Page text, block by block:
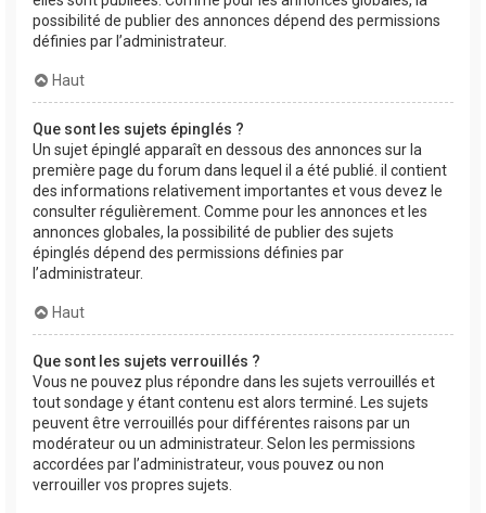
possibilité de publier des annonces dépend des permissions
définies par l’administrateur.
Haut
Que sont les sujets épinglés ?
Un sujet épinglé apparaît en dessous des annonces sur la
première page du forum dans lequel il a été publié. il contient
des informations relativement importantes et vous devez le
consulter régulièrement. Comme pour les annonces et les
annonces globales, la possibilité de publier des sujets
épinglés dépend des permissions définies par
l’administrateur.
Haut
Que sont les sujets verrouillés ?
Vous ne pouvez plus répondre dans les sujets verrouillés et
tout sondage y étant contenu est alors terminé. Les sujets
peuvent être verrouillés pour différentes raisons par un
modérateur ou un administrateur. Selon les permissions
accordées par l’administrateur, vous pouvez ou non
verrouiller vos propres sujets.